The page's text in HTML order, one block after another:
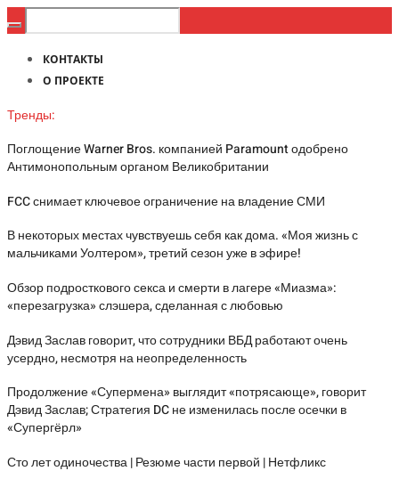
КОНТАКТЫ
О ПРОЕКТЕ
Тренды:
Поглощение Warner Bros. компанией Paramount одобрено
Антимонопольным органом Великобритании
FCC снимает ключевое ограничение на владение СМИ
В некоторых местах чувствуешь себя как дома. «Моя жизнь с
мальчиками Уолтером», третий сезон уже в эфире!
Обзор подросткового секса и смерти в лагере «Миазма»:
«перезагрузка» слэшера, сделанная с любовью
Дэвид Заслав говорит, что сотрудники ВБД работают очень
усердно, несмотря на неопределенность
Продолжение «Супермена» выглядит «потрясающе», говорит
Дэвид Заслав; Стратегия DC не изменилась после осечки в
«Супергёрл»
Сто лет одиночества | Резюме части первой | Нетфликс